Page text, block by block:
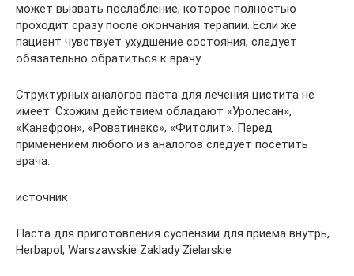
может вызвать послабление, которое полностью
проходит сразу после окончания терапии. Если же
пациент чувствует ухудшение состояния, следует
обязательно обратиться к врачу.
Структурных аналогов паста для лечения цистита не
имеет. Схожим действием обладают «Уролесан»,
«Канефрон», «Роватинекс», «Фитолит». Перед
применением любого из аналогов следует посетить
врача.
источник
Паста для приготовления суспензии для приема внутрь,
Herbapol, Warszawskie Zaklady Zielarskie